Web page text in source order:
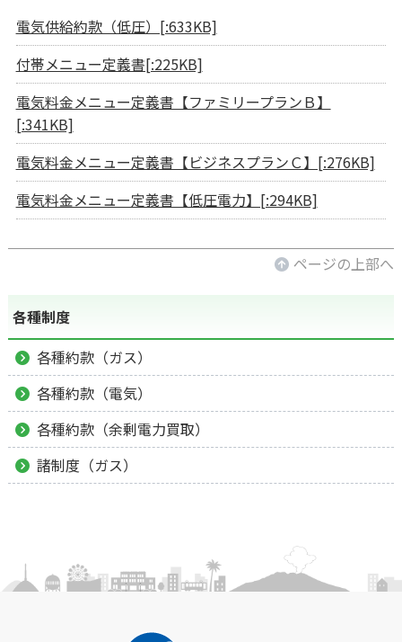
電気供給約款（低圧）[:633KB]
付帯メニュー定義書[:225KB]
電気料金メニュー定義書【ファミリープランＢ】
[:341KB]
電気料金メニュー定義書【ビジネスプランＣ】[:276KB]
電気料金メニュー定義書【低圧電力】[:294KB]
ページの上部へ
各種制度
各種約款（ガス）
各種約款（電気）
各種約款（余剰電力買取）
諸制度（ガス）